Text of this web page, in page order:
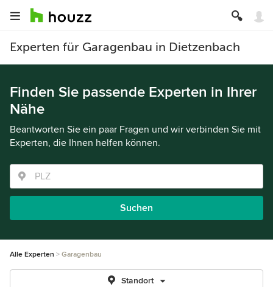
Experten für Garagenbau in Dietzenbach
Finden Sie passende Experten in Ihrer
Nähe
Beantworten Sie ein paar Fragen und wir verbinden Sie mit
Experten, die Ihnen helfen können.
Suchen
Alle Experten Garagenbau
Standort